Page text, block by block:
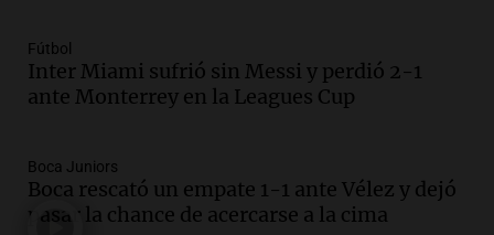
Audio.El orgullo y el sueño argentino de
Jorge Messi en una entrevista con Rony
Episodios
Audio.El abuelo de Agostina Vega, tras
Fútbol
Inter Miami sufrió sin Messi y perdió 2-1
ante Monterrey en la Leagues Cup
Boca Juniors
Boca rescató un empate 1-1 ante Vélez y dejó
pasar la chance de acercarse a la cima